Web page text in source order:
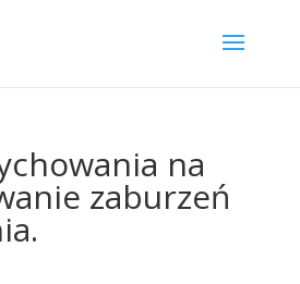
na
zaburzeń